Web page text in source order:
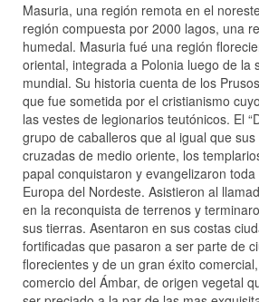
Masuria, una región remota en el
región compuesta por 2000 lagos, una
humedal. Masuria fué una región
oriental, integrada a Polonia luego de la
mundial. Su historia cuenta de los
que fue sometida por el cristianismo
las vestes de legionarios teutónicos. El
grupo de caballeros que al igual que
cruzadas de medio oriente, los
papal conquistaron y evangelizaron
Europa del Nordeste. Asistieron al
en la reconquista de terrenos y
sus tierras. Asentaron en sus costas
fortificadas que pasaron a ser parte de
florecientes y de un gran éxito
comercio del Ámbar, de origen vegetal